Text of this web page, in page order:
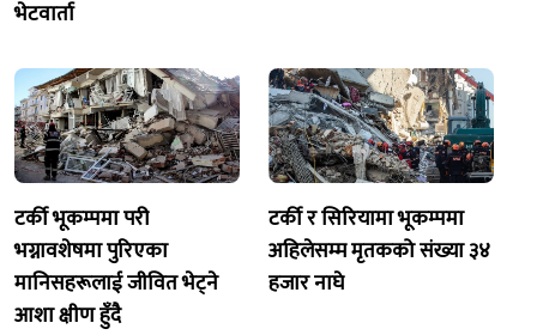
भेटवार्ता
टर्की भूकम्पमा परी
भग्नावशेषमा पुरिएका
मानिसहरूलाई जीवित भेट्ने
आशा क्षीण हुँदै
टर्की र सिरियामा भूकम्पमा
अहिलेसम्म मृतकको संख्या ३४
हजार नाघे